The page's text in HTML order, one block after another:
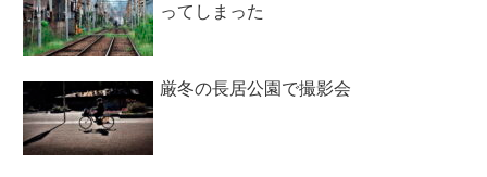
ってしまった
厳冬の長居公園で撮影会